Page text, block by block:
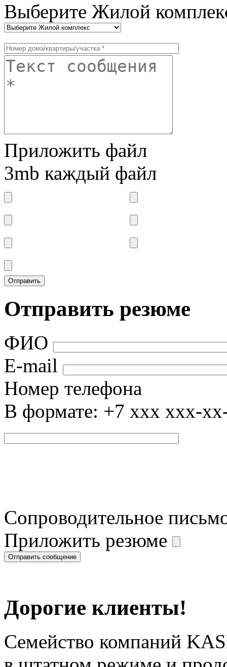
Выберите Жилой
Приложить файл
3mb каждый файл
Отправить резюме
ФИО
E-mail
Номер телефона
В формате: +7 xxx xxx-
Сопроводительное
Приложить резюме
Дорогие клиенты!
Семейство компаний